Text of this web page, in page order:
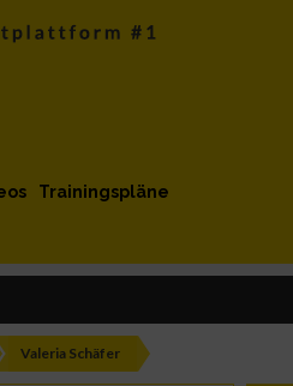
Trainingspläne
Valeria Schäfer